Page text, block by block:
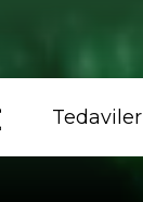
Tedaviler